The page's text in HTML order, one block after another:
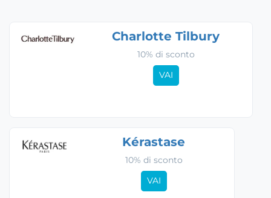
Charlotte Tilbury
10% di sconto
VAI
Kérastase
10% di sconto
VAI